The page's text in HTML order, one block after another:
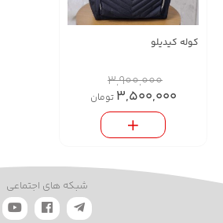
کوله کیدیلو
3,900,000
3,500,000 تومان
شبکه های اجتماعی